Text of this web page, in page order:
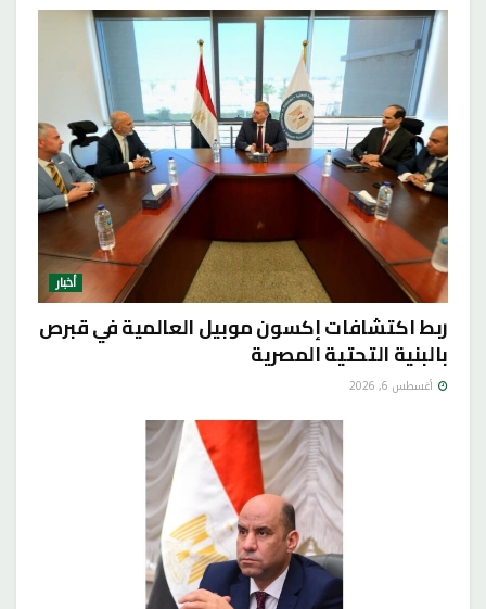
أخبار
ربط اكتشافات إكسون موبيل العالمية في قبرص
بالبنية التحتية المصرية
أغسطس 6, 2026